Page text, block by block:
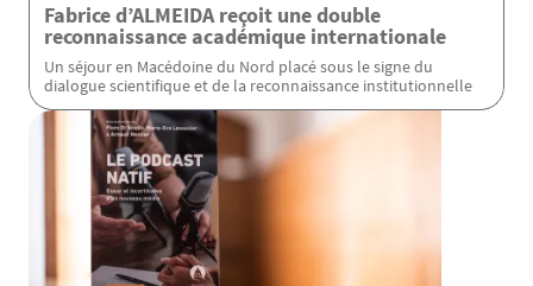
Fabrice d’ALMEIDA reçoit une double
reconnaissance académique internationale
Un séjour en Macédoine du Nord placé sous le signe du
dialogue scientifique et de la reconnaissance institutionnelle